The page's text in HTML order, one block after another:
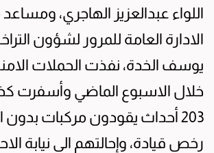
اللواء عبدالعزيز الهاجري،
الادارة العامة للمرور لشؤون
يوسف الخدة، نفذت الحملات
خلال الاسبوع الماضي
203 أحداث يقودون مركبات
رخص قيادة، وإحالتهم الى نيابة